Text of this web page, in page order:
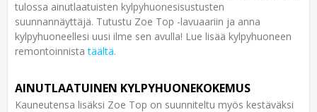
tulossa ainutlaatuisten kylpyhuonesisustusten
suunnannäyttäjä. Tutustu Zoe Top -lavuaariin ja anna
kylpyhuoneellesi uusi ilme sen avulla! Lue lisää kylpyhuoneen
remontoinnista täältä.
AINUTLAATUINEN KYLPYHUONEKOKEMUS
Kauneutensa lisäksi Zoe Top on suunniteltu myös kestäväksi